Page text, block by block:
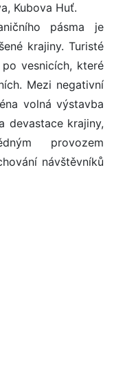
Kubova Huť.
pásma je
krajiny. Turisté
vesnicích, které
Mezi negativní
volná výstavba
devastace krajiny,
provozem
návštěvníků